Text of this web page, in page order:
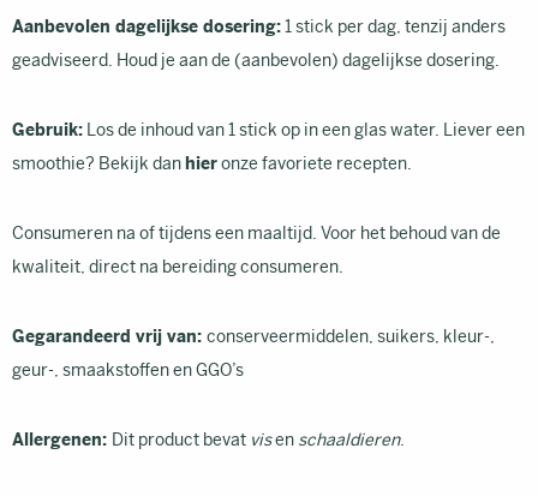
Aanbevolen dagelijkse dosering:1 stick per dag, tenzij anders
geadviseerd. Houd je aan de (aanbevolen) dagelijkse dosering.
Gebruik: Los de inhoud van 1 stick op in een glas water. Liever een
smoothie? Bekijk danhieronze favoriete recepten.
Consumeren na of tijdens een maaltijd. Voor het behoud van de
kwaliteit, direct na bereiding consumeren.
Gegarandeerd vrij van: conserveermiddelen, suikers, kleur-,
geur-, smaakstoffen en GGO’s
Allergenen: Dit product bevat visen schaaldieren.